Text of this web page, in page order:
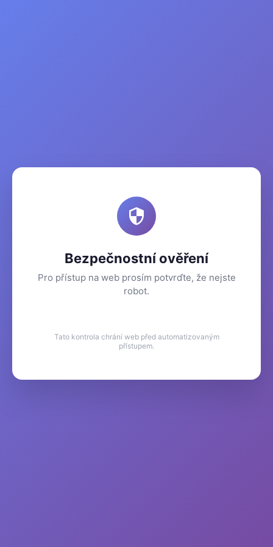
Bezpečnostní ověření
Pro přístup na web prosím potvrďte, že nejste
robot.
Tato kontrola chrání web před automatizovaným
přístupem.